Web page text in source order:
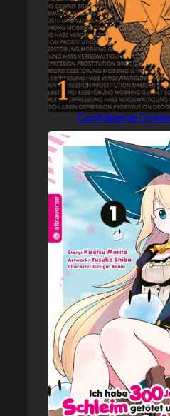
Confidential